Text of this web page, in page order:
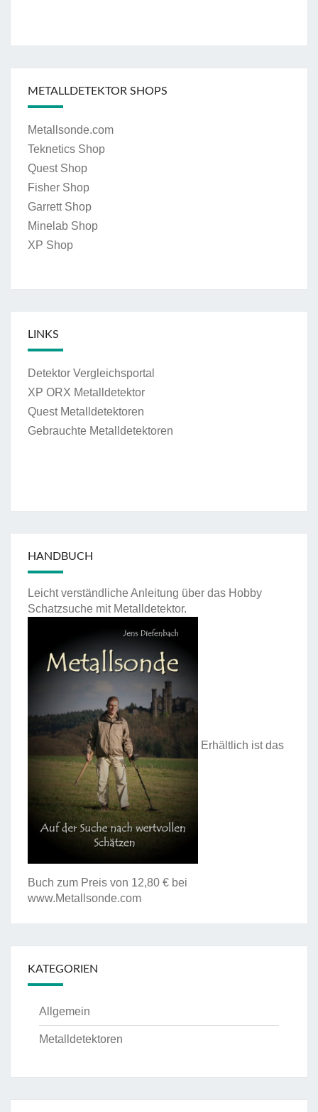
METALLDETEKTOR SHOPS
Metallsonde.com
Teknetics Shop
Quest Shop
Fisher Shop
Garrett Shop
Minelab Shop
XP Shop
LINKS
Detektor Vergleichsportal
XP ORX Metalldetektor
Quest Metalldetektoren
Gebrauchte Metalldetektoren
HANDBUCH
Leicht verständliche Anleitung über das Hobby
Schatzsuche mit Metalldetektor.
Erhältlich ist das
Buch zum Preis von 12,80 € bei
www.Metallsonde.com
KATEGORIEN
Allgemein
Metalldetektoren